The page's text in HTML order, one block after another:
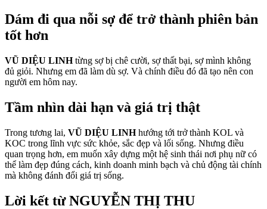
Dám đi qua nỗi sợ để trở thành phiên bản
tốt hơn
VŨ DIỆU LINHtừng sợ bị chê cười, sợ thất bại, sợ mình không
đủ giỏi. Nhưng em đã làm dù sợ. Và chính điều đó đã tạo nên con
người em hôm nay.
Tầm nhìn dài hạn và giá trị thật
Trong tương lai, VŨ DIỆU LINHhướng tới trở thành KOL và
KOC trong lĩnh vực sức khỏe, sắc đẹp và lối sống. Nhưng điều
quan trọng hơn, em muốn xây dựng một hệ sinh thái nơi phụ nữ có
thể làm đẹp đúng cách, kinh doanh minh bạch và chủ động tài chính
mà không đánh đổi giá trị sống.
Lời kết từNGUYỄN THỊ THU